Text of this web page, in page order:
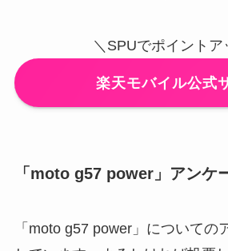
＼SPUでポイントア
楽天モバイル公式
「moto g57 power」アンケ
「moto g57 power」についての